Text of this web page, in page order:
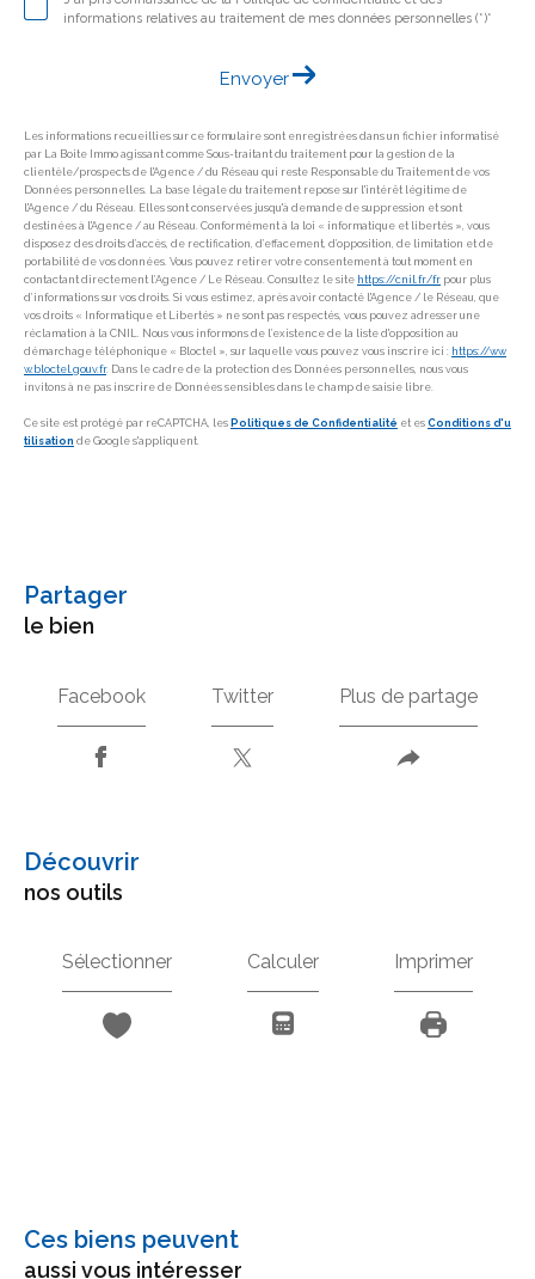
informations relatives au traitement de mes données personnelles (*)*
Envoyer
Les informations recueillies sur ce formulaire sont enregistrées dans un fichier informatisé
par La Boite Immo agissant comme Sous-traitant du traitement pour la gestion de la
clientèle/prospects de l'Agence / du Réseau qui reste Responsable du Traitement de vos
Données personnelles. La base légale du traitement repose sur l'intérêt légitime de
l'Agence / du Réseau. Elles sont conservées jusqu'à demande de suppression et sont
destinées à l'Agence / au Réseau. Conformément à la loi « informatique et libertés », vous
disposez des droits d’accès, de rectification, d’effacement, d’opposition, de limitation et de
portabilité de vos données. Vous pouvez retirer votre consentement à tout moment en
contactant directement l’Agence / Le Réseau. Consultez le site https://cnil.fr/fr pour plus
d’informations sur vos droits. Si vous estimez, après avoir contacté l'Agence / le Réseau, que
vos droits « Informatique et Libertés » ne sont pas respectés, vous pouvez adresser une
réclamation à la CNIL. Nous vous informons de l’existence de la liste d'opposition au
démarchage téléphonique « Bloctel », sur laquelle vous pouvez vous inscrire ici : https://ww
w.bloctel.gouv.fr. Dans le cadre de la protection des Données personnelles, nous vous
invitons à ne pas inscrire de Données sensibles dans le champ de saisie libre.
Ce site est protégé par reCAPTCHA, les Politiques de Confidentialité et es Conditions d'u
tilisation de Google s'appliquent.
partager
le bien
Facebook Twitter Plus de partage
découvrir
nos outils
Sélectionner Calculer Imprimer
Ces biens peuvent
aussi vous intéresser